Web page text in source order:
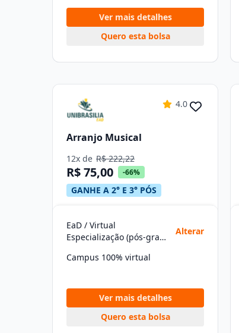
Ver mais detalhes
Quero esta bolsa
4.0
Arranjo Musical
12x de R$ 222,22
R$ 75,00 -66%
GANHE A 2° E 3° PÓS
EaD / Virtual
Especialização (pós-graduação)
Alterar
Campus 100% virtual
Ver mais detalhes
Quero esta bolsa